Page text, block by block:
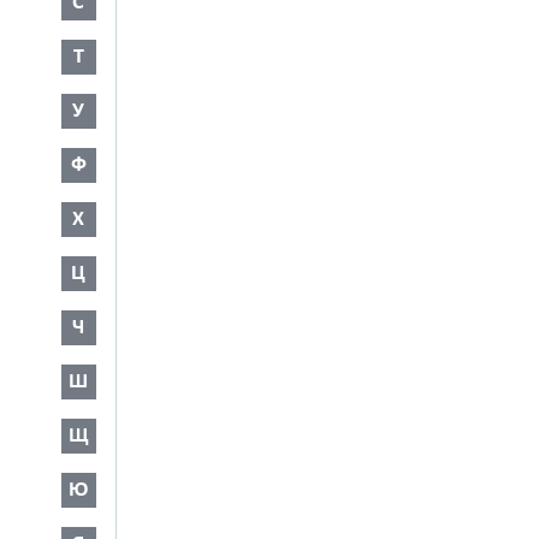
Т
У
Ф
Х
Ц
Ч
Ш
Щ
Ю